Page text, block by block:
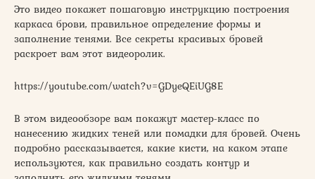
Это видео покажет пошаговую инструкцию построения
каркаса брови, правильное определение формы и
заполнение тенями. Все секреты красивых бровей
раскроет вам этот видеоролик.
https://youtube.com/watch?v=GDyeQEiUG8E
В этом видеообзоре вам покажут мастер-класс по
нанесению жидких теней или помадки для бровей. Очень
подробно рассказывается, какие кисти, на каком этапе
используются, как правильно создать контур и